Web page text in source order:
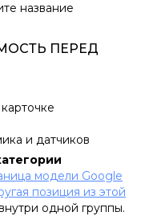
название
ПЕРЕД
и датчиков
модели Google
позиция из этой
одной группы.